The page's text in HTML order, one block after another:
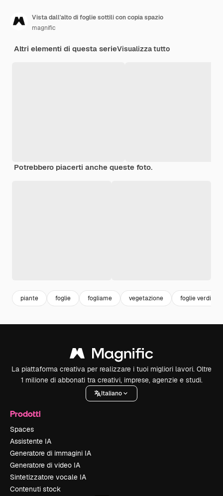
Vista dall'alto di foglie sottili con copia spazio
magnific
Altri elementi di questa serieVisualizza tutto
Potrebbero piacerti anche queste foto.
piante foglie fogliame vegetazione foglie verdi
La piattaforma creativa per realizzare i tuoi migliori lavori. Oltre
1 milione di abbonati tra creativi, imprese, agenzie e studi.
Italiano
Prodotti
Spaces
Assistente IA
Generatore di immagini IA
Generatore di video IA
Sintetizzatore vocale IA
Contenuti stock